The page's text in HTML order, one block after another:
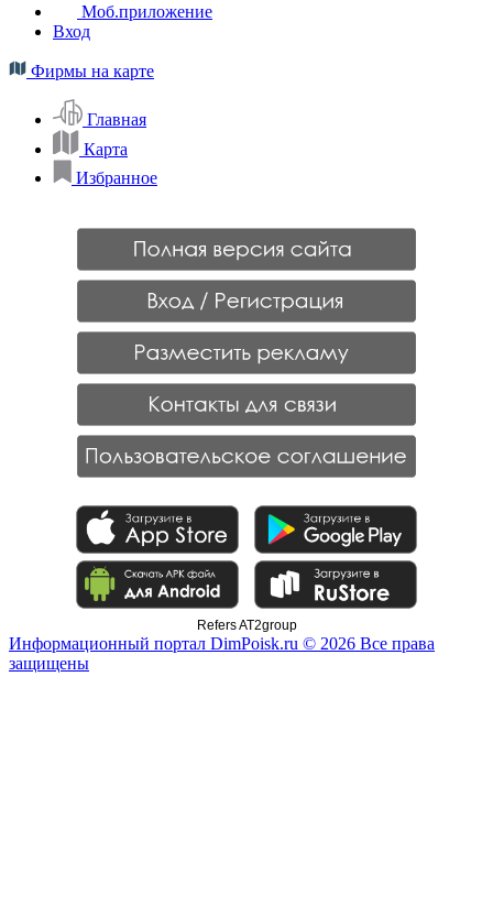
Моб.приложение
Вход
Фирмы на карте
Главная
Карта
Избранное
Refers AT2group
Информационный портал DimPoisk.ru © 2026 Все права
защищены